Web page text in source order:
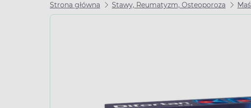
Strona główna Stawy, Reumatyzm, Osteoporoza